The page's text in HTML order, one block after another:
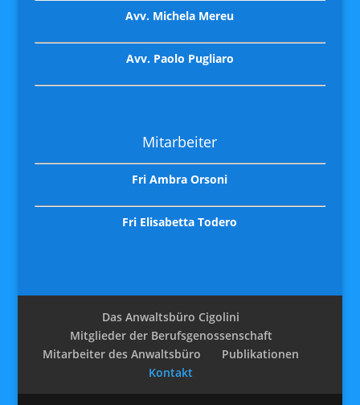
Avv. Michela Mereu
Avv. Paolo Pugliaro
Mitarbeiter
Fri Ambra Orsoni
Fri Elisabetta Todero
Das Anwaltsbüro Cigolini
Mitglieder der Berufsgenossenschaft
Mitarbeiter des Anwaltsbüro
Publikationen
Kontakt